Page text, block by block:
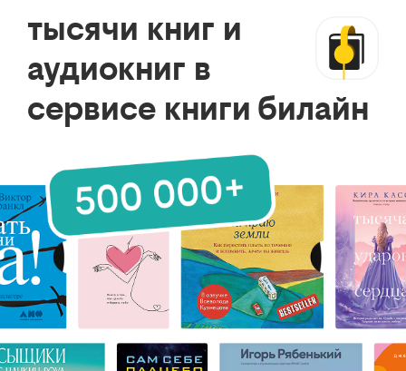
тысячи книг и
аудиокниг в
сервисе книги билайн